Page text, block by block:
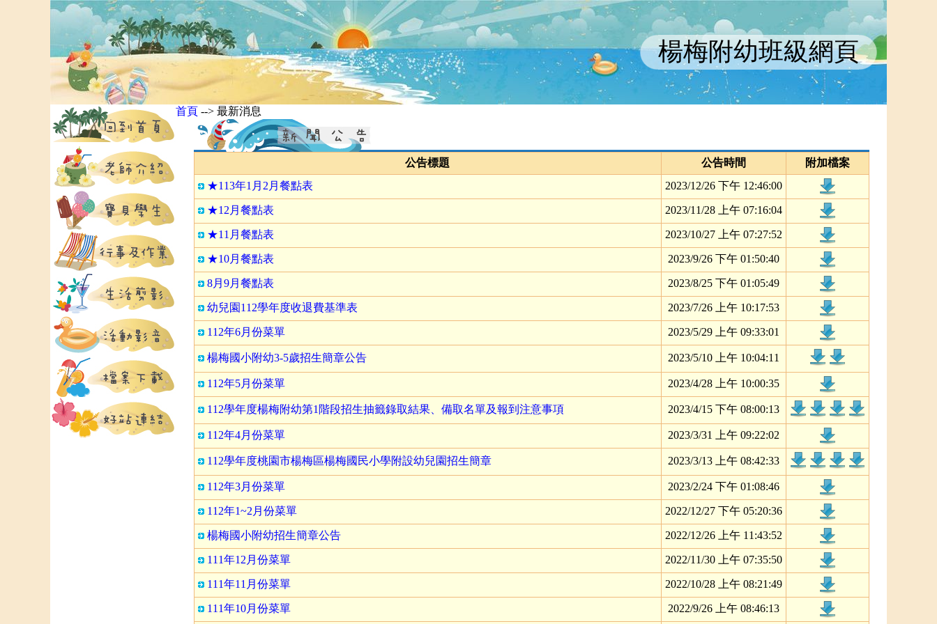
楊梅附幼班級網頁
首頁 --> 最新消息
公告標題 公告時間
附加檔案
★113年1月2月餐點表
2023/12/26 下午 12:46:00
★12月餐點表 2023/11/28 上午 07:16:04
★11月餐點表 2023/10/27 上午 07:27:52
★10月餐點表 2023/9/26 下午 01:50:40
8月9月餐點表 2023/8/25 下午 01:05:49
幼兒園112學年度收退費基準表 2023/7/26 上午 10:17:53
112年6月份菜單 2023/5/29 上午 09:33:01
楊梅國小附幼3-5歲招生簡章公告 2023/5/10 上午 10:04:11
112年5月份菜單 2023/4/28 上午 10:00:35
112學年度楊梅附幼第1階段招生抽籤錄取結果、備取名單及報到注意事項 2023/4/15 下午 08:00:13
112年4月份菜單 2023/3/31 上午 09:22:02
112學年度桃園市楊梅區楊梅國民小學附設幼兒園招生簡章 2023/3/13 上午 08:42:33
112年3月份菜單 2023/2/24 下午 01:08:46
112年1~2月份菜單 2022/12/27 下午 05:20:36
楊梅國小附幼招生簡章公告 2022/12/26 上午 11:43:52
111年12月份菜單 2022/11/30 上午 07:35:50
111年11月份菜單 2022/10/28 上午 08:21:49
111年10月份菜單 2022/9/26 上午 08:46:13